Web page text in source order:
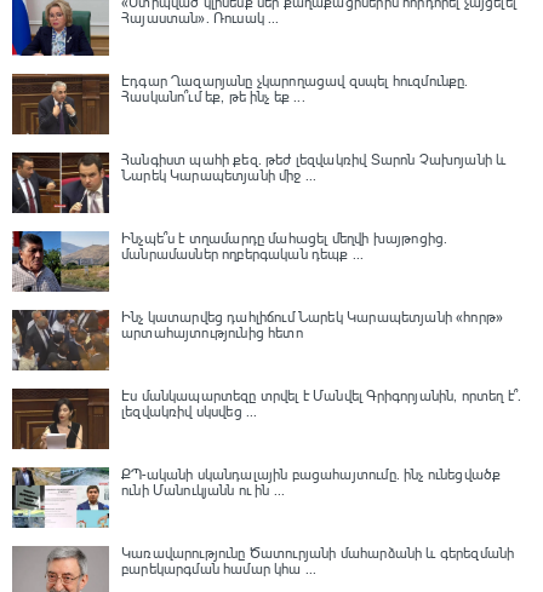
Հայաստան»․ Ռուսակ ...
Էդգար Ղազարյանը չկարողացավ զսպել հուզմունքը.
Հասկանո՞ւմ եք, թե ինչ եք ...
Հանգիստ պահի քեզ. թեժ լեզվակռիվ Տարոն Չախոյանի և
Նարեկ Կարապետյանի միջ ...
Ինչպե՞ս է տղամարդը մահացել մեղվի խայթոցից.
մանրամասներ ողբերգական դեպք ...
Ինչ կատարվեց դահլիճում Նարեկ Կարապետյանի «հորթ»
արտահայտությունից հետո
Էս մանկապարտեզը տրվել է Մանվել Գրիգորյանին, որտեղ է՞․
լեզվակռիվ սկսվեց ...
ՔՊ-ականի սկանդալային բացահայտումը․ ինչ ունեցվածք
ունի Մանուկյանն ու ին ...
Կառավարությունը Ծատուրյանի մահարձանի և գերեզմանի
բարեկարգման համար կհա ...